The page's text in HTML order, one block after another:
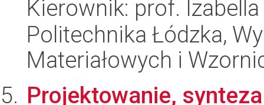
Kierownik: prof.
Politechnika Łódzka,
Materiałowych i
Projektowanie,